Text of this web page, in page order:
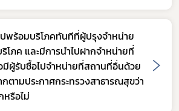
ปพร้อมบริโภคทันทีที่ผู้ปรุงจำหน่าย
โภค และมีการนำไปฝากจำหน่ายที่
ผู้รับซื้อไปจำหน่ายที่สถานที่อื่นด้วย
ตามประกาศกระทรวงสาธารณสุขว่า
หรือไม่